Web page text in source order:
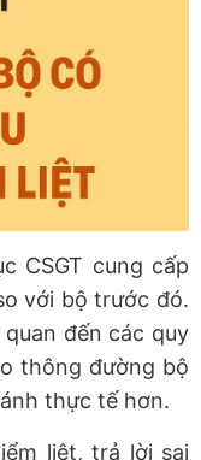
CSGT cung cấp
với bộ trước đó.
đến các quy
thông đường bộ
thực tế hơn.
liệt, trả lời sai